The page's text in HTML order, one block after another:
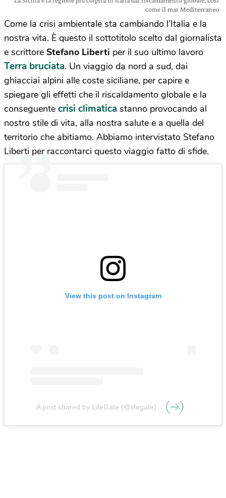
come il mar Mediterraneo
Come la crisi ambientale sta cambiando l’Italia e la
nostra vita. È questo il sottotitolo scelto dal giornalista
e scrittore Stefano Liberti per il suo ultimo lavoro
Terra bruciata. Un viaggio da nord a sud, dai
ghiacciai alpini alle coste siciliane, per capire e
spiegare gli effetti che il riscaldamento globale e la
conseguente crisi climatica stanno provocando al
nostro stile di vita, alla nostra salute e a quella del
territorio che abitiamo. Abbiamo intervistato Stefano
Liberti per raccontarci questo viaggio fatto di sfide.
View this post on Instagram
A post shared by LifeGate (@lifegate)